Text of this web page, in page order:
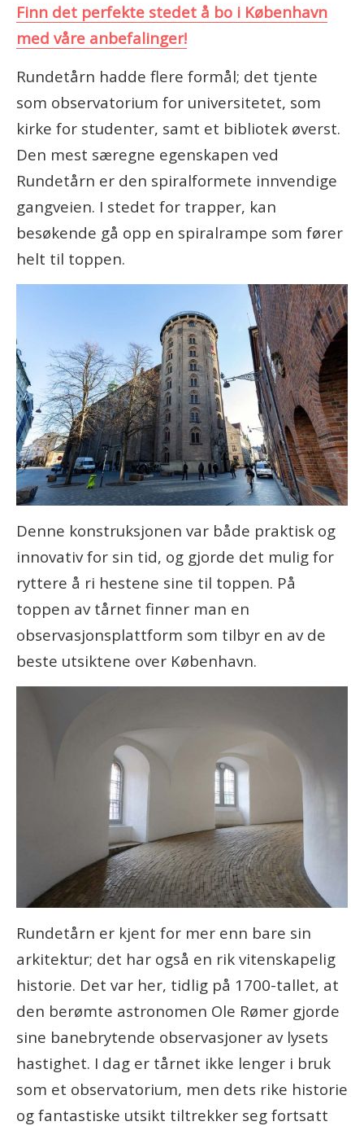
Finn det perfekte stedet å bo i København
med våre anbefalinger!
Rundetårn hadde flere formål; det tjente
som observatorium for universitetet, som
kirke for studenter, samt et bibliotek øverst.
Den mest særegne egenskapen ved
Rundetårn er den spiralformete innvendige
gangveien. I stedet for trapper, kan
besøkende gå opp en spiralrampe som fører
helt til toppen.
Denne konstruksjonen var både praktisk og
innovativ for sin tid, og gjorde det mulig for
ryttere å ri hestene sine til toppen. På
toppen av tårnet finner man en
observasjonsplattform som tilbyr en av de
beste utsiktene over København.
Rundetårn er kjent for mer enn bare sin
arkitektur; det har også en rik vitenskapelig
historie. Det var her, tidlig på 1700-tallet, at
den berømte astronomen Ole Rømer gjorde
sine banebrytende observasjoner av lysets
hastighet. I dag er tårnet ikke lenger i bruk
som et observatorium, men dets rike historie
og fantastiske utsikt tiltrekker seg fortsatt